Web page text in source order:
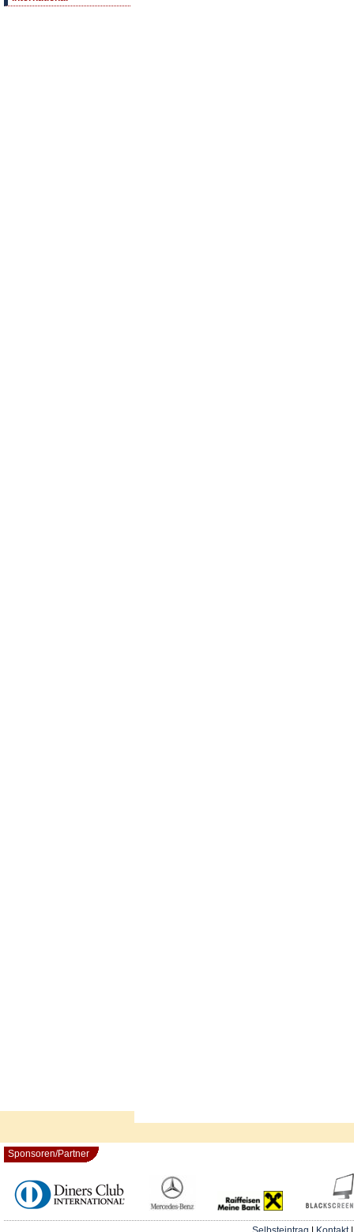
Sponsoren/Partner